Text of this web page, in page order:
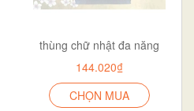
thùng chữ nhật đa năng
144.020₫
CHỌN MUA